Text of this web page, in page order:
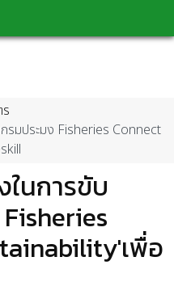
รมประมง Fisheries Connect
ในการขับ
เพื่อ